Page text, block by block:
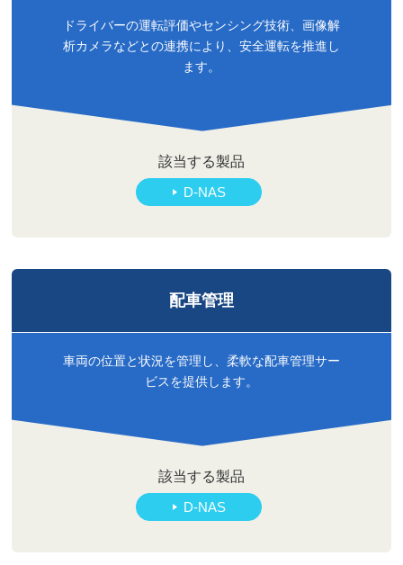
ドライバーの運転評価やセンシング技術、画像解
析カメラなどとの連携により、安全運転を推進し
ます。
該当する製品
D-NAS
配車管理
車両の位置と状況を管理し、柔軟な配車管理サー
ビスを提供します。
該当する製品
D-NAS